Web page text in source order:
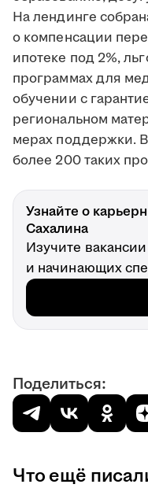
На лендинге
о компенсации
ипотеке под 2%,
программах для
обучении с
региональном
мерах поддержки.
более 200 таких
Узнайте о
Сахалина
Изучите
и начинающих
Поделиться:
Что ещё